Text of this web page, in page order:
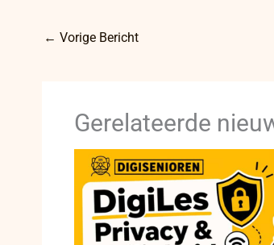
← Vorige Bericht
Gerelateerde